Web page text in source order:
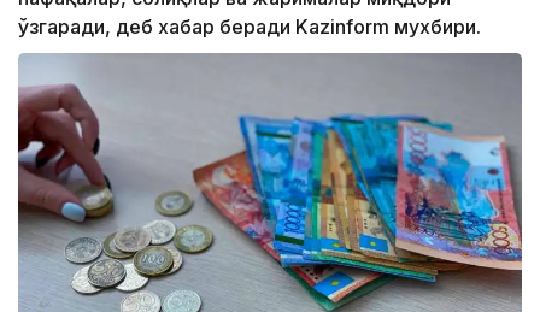
ўзгаради, деб хабар беради Kazinform мухбири.